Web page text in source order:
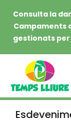
Consulta la
Campaments
gestionats